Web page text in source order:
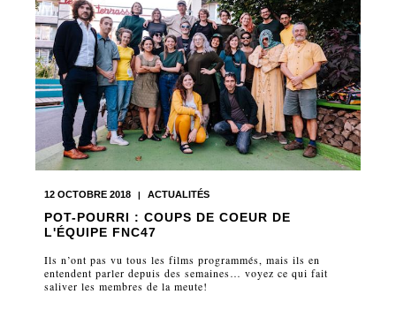
12 OCTOBRE 2018 | ACTUALITÉS
POT-POURRI : COUPS DE COEUR DE
L'ÉQUIPE FNC47
Ils n’ont pas vu tous les films programmés, mais ils en
entendent parler depuis des semaines… voyez ce qui fait
saliver les membres de la meute!